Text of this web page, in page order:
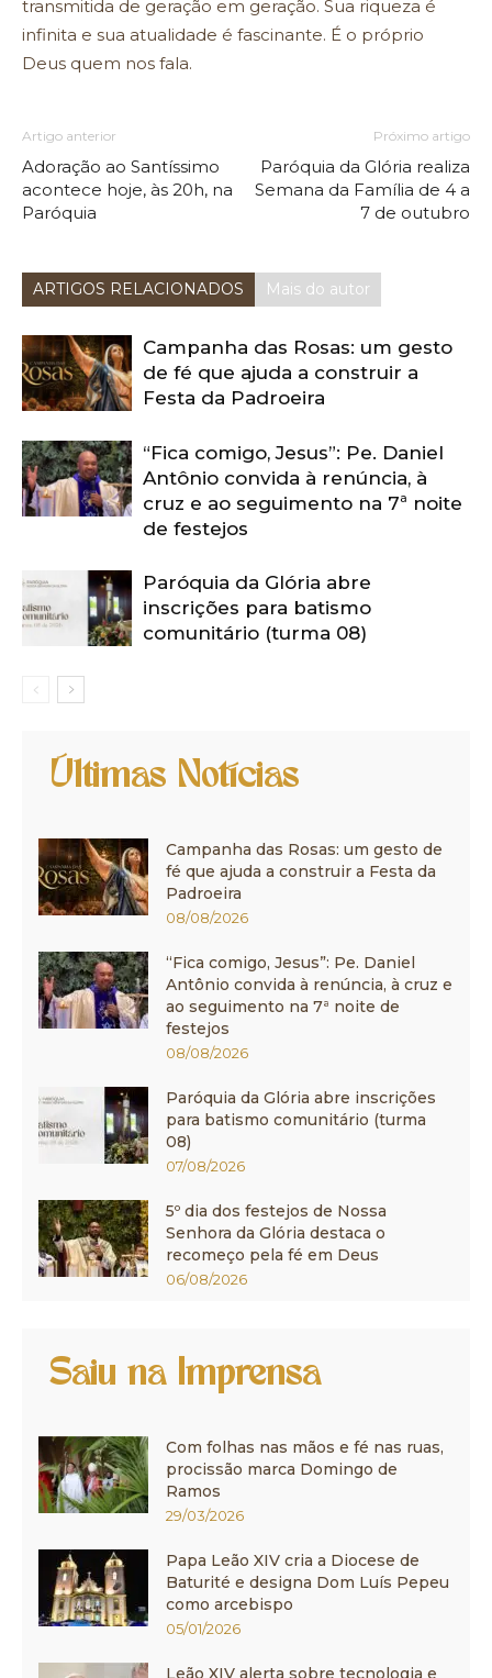
transmitida de geração em geração. Sua riqueza é
infinita e sua atualidade é fascinante. É o próprio
Deus quem nos fala.
Artigo anterior
Adoração ao Santíssimo
acontece hoje, às 20h, na
Paróquia
Próximo artigo
Paróquia da Glória realiza
Semana da Família de 4 a
7 de outubro
ARTIGOS RELACIONADOS Mais do autor
Campanha das Rosas: um gesto
de fé que ajuda a construir a
Festa da Padroeira
“Fica comigo, Jesus”: Pe. Daniel
Antônio convida à renúncia, à
cruz e ao seguimento na 7ª noite
de festejos
Paróquia da Glória abre
inscrições para batismo
comunitário (turma 08)
Últimas Notícias
Campanha das Rosas: um gesto de
fé que ajuda a construir a Festa da
Padroeira
08/08/2026
“Fica comigo, Jesus”: Pe. Daniel
Antônio convida à renúncia, à cruz e
ao seguimento na 7ª noite de
festejos
08/08/2026
Paróquia da Glória abre inscrições
para batismo comunitário (turma
08)
07/08/2026
5º dia dos festejos de Nossa
Senhora da Glória destaca o
recomeço pela fé em Deus
06/08/2026
Saiu na Imprensa
Com folhas nas mãos e fé nas ruas,
procissão marca Domingo de
Ramos
29/03/2026
Papa Leão XIV cria a Diocese de
Baturité e designa Dom Luís Pepeu
como arcebispo
05/01/2026
Leão XIV alerta sobre tecnologia e